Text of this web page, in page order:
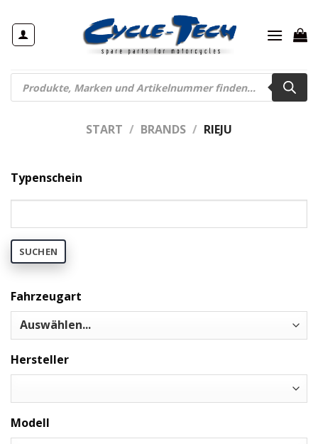
Inhalt
springen
Products
search
START / BRANDS / RIEJU
Typenschein
SUCHEN
Fahrzeugart
Hersteller
Modell